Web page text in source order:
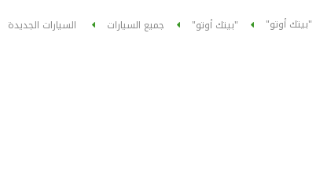
"بيتك أوتو" "بيتك أوتو" جميع السيارات السيارات الجديدة